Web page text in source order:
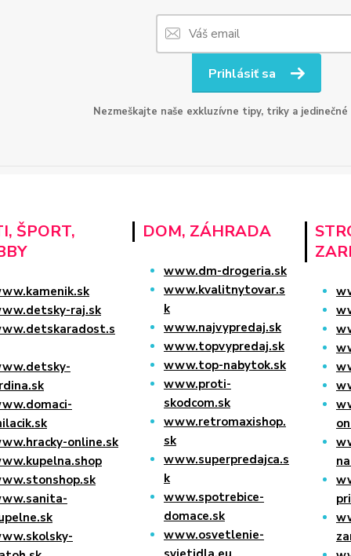
Prihlásiť sa
Nezmeškajte naše exkluzívne tipy, triky a
ŠPORT,
raj.sk
online.sk
DOM, ZÁHRADA
www.dm-drogeria.sk
www.kvalitnytovar.s
k
www.najvypredaj.sk
www.topvypredaj.sk
www.top-nabytok.sk
www.proti-
skodcom.sk
www.retromaxishop.
sk
www.superpredajca.s
k
www.spotrebice-
domace.sk
www.osvetlenie-